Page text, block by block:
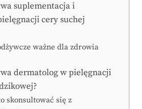
suplementacja i
cery suchej
ważne dla zdrowia
dermatolog w pielęgnacji
skonsultować się z